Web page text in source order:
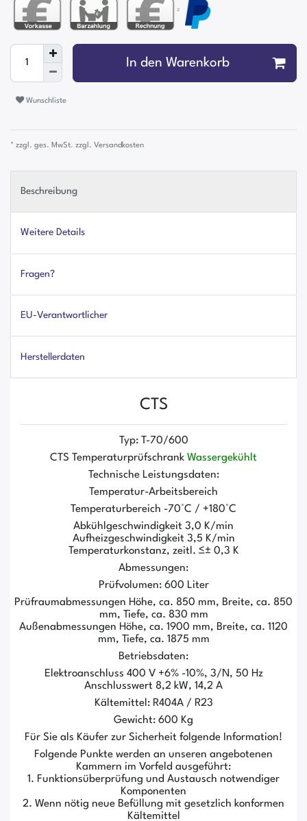
²
In den Warenkorb
Wunschliste
* zzgl. ges. MwSt. zzgl. Versandkosten
Beschreibung
Weitere Details
Fragen?
EU-Verantwortlicher
Herstellerdaten
CTS
Typ: T-70/600
CTS Temperaturprüfschrank Wassergekühlt
Technische Leistungsdaten:
Temperatur-Arbeitsbereich
Temperaturbereich -70°C / +180°C
Abkühlgeschwindigkeit 3,0 K/min
Aufheizgeschwindigkeit 3,5 K/min
Temperaturkonstanz, zeitl. ≤± 0,3 K
Abmessungen:
Prüfvolumen: 600 Liter
Prüfraumabmessungen Höhe, ca. 850 mm, Breite, ca. 850
mm, Tiefe, ca. 830 mm
Außenabmessungen Höhe, ca. 1900 mm, Breite, ca. 1120
mm, Tiefe, ca. 1875 mm
Betriebsdaten:
Elektroanschluss 400 V +6% -10%, 3/N, 50 Hz
Anschlusswert 8,2 kW, 14,2 A
Kältemittel: R404A / R23
Gewicht: 600 Kg
Für Sie als Käufer zur Sicherheit folgende Information!
Folgende Punkte werden an unseren angebotenen
Kammern im Vorfeld ausgeführt:
1. Funktionsüberprüfung und Austausch notwendiger
Komponenten
2. Wenn nötig neue Befüllung mit gesetzlich konformen
Kältemittel